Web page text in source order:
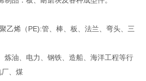
烯（PE):管、棒、板、法兰、弯头、三
油、电力、钢铁、造船、海洋工程等行
、煤